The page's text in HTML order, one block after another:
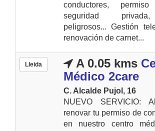
conductores,
seguridad
peligrosos... Gestión
renovación de carnet...
Lleida A 0.05 kms
Médico 2care
C. Alcalde Pujol, 16
NUEVO SERVICIO:
renovar tu permiso de
en nuestro centro